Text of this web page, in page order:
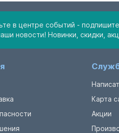
в центре событий -
новости! Новинки, скидки,
Карта
Акции